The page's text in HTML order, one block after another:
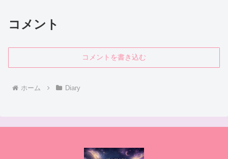
コメント
コメントを書き込む
ホーム Diary